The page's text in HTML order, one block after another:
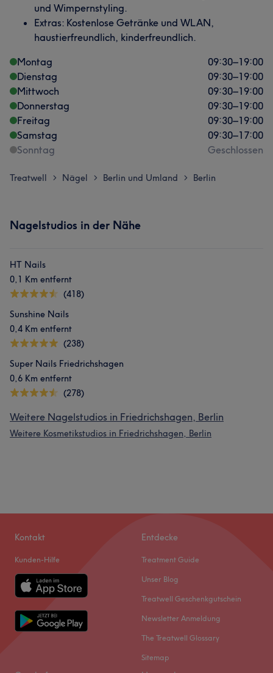
und Wimpernstyling.
Extras: Kostenlose Getränke und WLAN,
haustierfreundlich, kinderfreundlich.
Montag
09:30–19:00
Dienstag
09:30–19:00
Mittwoch
09:30–19:00
Donnerstag
09:30–19:00
Freitag
09:30–19:00
Samstag
09:30–17:00
Sonntag
Geschlossen
Treatwell > Nägel > Berlin und Umland > Berlin
Nagelstudios in der Nähe
HT Nails
0,1 Km entfernt
(418)
Sunshine Nails
0,4 Km entfernt
(238)
Super Nails Friedrichshagen
0,6 Km entfernt
(278)
Weitere Nagelstudios in Friedrichshagen, Berlin
Weitere Kosmetikstudios in Friedrichshagen, Berlin
Kontakt
Kunden-Hilfe
Entdecke
Treatment Guide
Unser Blog
Treatwell Geschenkgutschein
Newsletter Anmeldung
The Treatwell Glossary
Sitemap